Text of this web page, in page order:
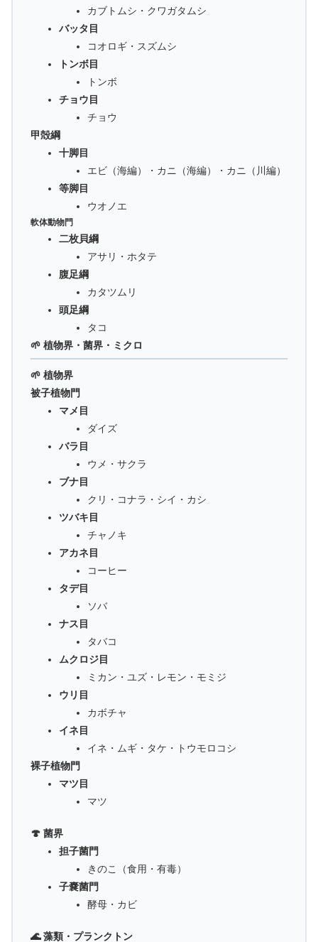
カブトムシ・クワガタムシ
バッタ目
コオロギ・スズムシ
トンボ目
トンボ
チョウ目
チョウ
甲殻綱
十脚目
エビ（海編）・カニ（海編）・カニ（川編）
等脚目
ウオノエ
軟体動物門
二枚貝綱
アサリ・ホタテ
腹足綱
カタツムリ
頭足綱
タコ
🌱 植物界・菌界・ミクロ
🌱 植物界
被子植物門
マメ目
ダイズ
バラ目
ウメ・サクラ
ブナ目
クリ・コナラ・シイ・カシ
ツバキ目
チャノキ
アカネ目
コーヒー
タデ目
ソバ
ナス目
タバコ
ムクロジ目
ミカン・ユズ・レモン・モミジ
ウリ目
カボチャ
イネ目
イネ・ムギ・タケ・トウモロコシ
裸子植物門
マツ目
マツ
🍄 菌界
担子菌門
きのこ（食用・有毒）
子嚢菌門
酵母・カビ
🌊 藻類・プランクトン